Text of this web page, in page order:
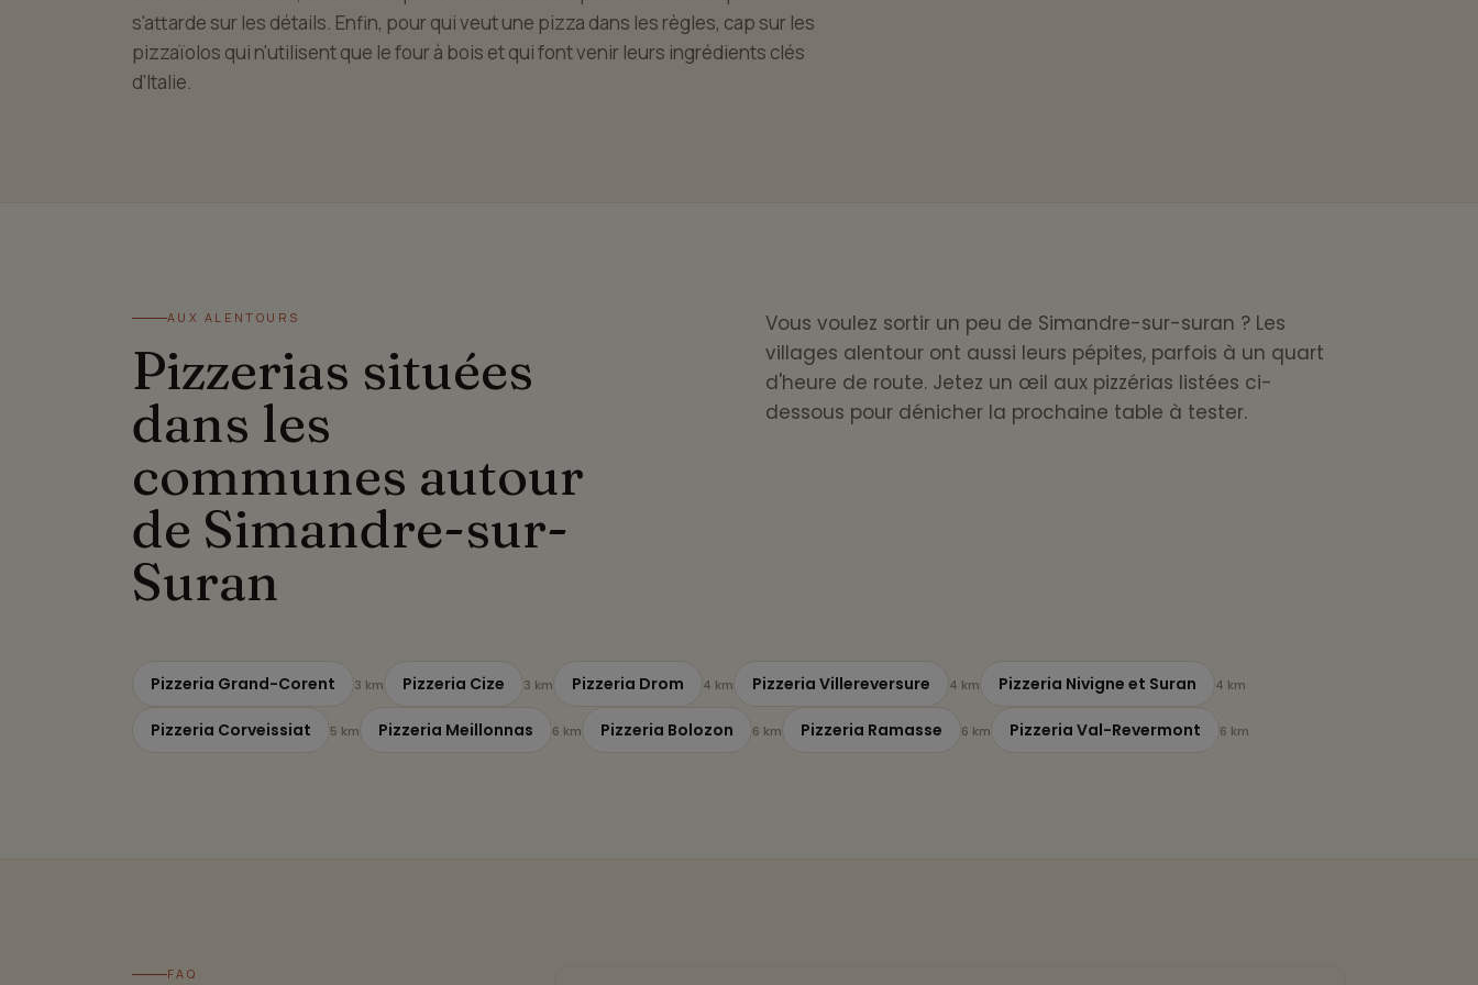
s'attarde sur les détails. Enfin, pour qui veut une pizza dans les règles, cap sur les
pizzaïolos qui n'utilisent que le four à bois et qui font venir leurs ingrédients clés
d'Italie.
AUX ALENTOURS
Pizzerias situées
dans les
communes autour
de Simandre-sur-
Suran
Vous voulez sortir un peu de Simandre-sur-suran ? Les
villages alentour ont aussi leurs pépites, parfois à un quart
d'heure de route. Jetez un œil aux pizzérias listées ci-
dessous pour dénicher la prochaine table à tester.
Pizzeria Grand-Corent 3 km Pizzeria Cize 3 km Pizzeria Drom 4 km Pizzeria Villereversure 4 km Pizzeria Nivigne et Suran 4 km
Pizzeria Corveissiat 5 km Pizzeria Meillonnas 6 km Pizzeria Bolozon 6 km Pizzeria Ramasse 6 km Pizzeria Val-Revermont 6 km
FAQ